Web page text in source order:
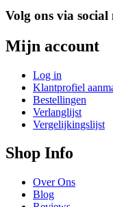
Volg ons via social
Mijn account
Log in
Klantprofiel
Bestellingen
Verlanglijst
Vergelijkingslijst
Shop Info
Over Ons
Blog